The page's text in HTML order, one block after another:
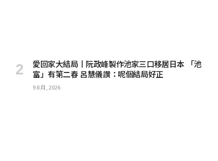
愛回家大結局丨阮政峰製作池家三口移居日本 「池
富」有第二春 呂慧儀讚：呢個結局好正
9 8 月, 2026